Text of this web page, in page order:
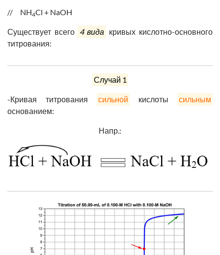
// NH4Cl + NaOH
Существует всего 4 вида
кривых кислотно-основного
титрования:
Случай 1
-Кривая титрования сильной кислоты
сильным
основанием:
Напр.: